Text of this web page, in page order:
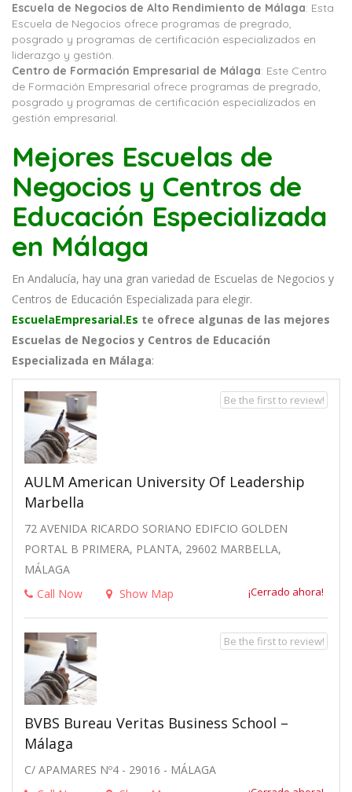
Escuela de Negocios de Alto Rendimiento de Málaga: Esta
Escuela de Negocios ofrece programas de pregrado,
posgrado y programas de certificación especializados en
liderazgo y gestión.
Centro de Formación Empresarial de Málaga: Este Centro
de Formación Empresarial ofrece programas de pregrado,
posgrado y programas de certificación especializados en
gestión empresarial.
Mejores Escuelas de
Negocios y Centros de
Educación Especializada
en Málaga
En Andalucía, hay una gran variedad de Escuelas de Negocios y
Centros de Educación Especializada para elegir.
EscuelaEmpresarial.Es te ofrece algunas de las mejores
Escuelas de Negocios y Centros de Educación
Especializada en Málaga:
AULM American University Of Leadership
Marbella
72 AVENIDA RICARDO SORIANO EDIFCIO GOLDEN
PORTAL B PRIMERA, PLANTA, 29602 MARBELLA,
MÁLAGA
Call Now
Show Map ¡Cerrado ahora!
Be the first to review!
BVBS Bureau Veritas Business School –
Málaga
C/ APAMARES Nº4 - 29016 - MÁLAGA
Be the first to review!